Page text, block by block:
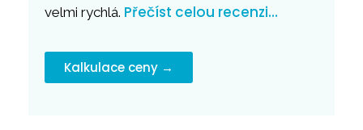
velmi rychlá. Přečíst celou recenzi…
Kalkulace ceny →